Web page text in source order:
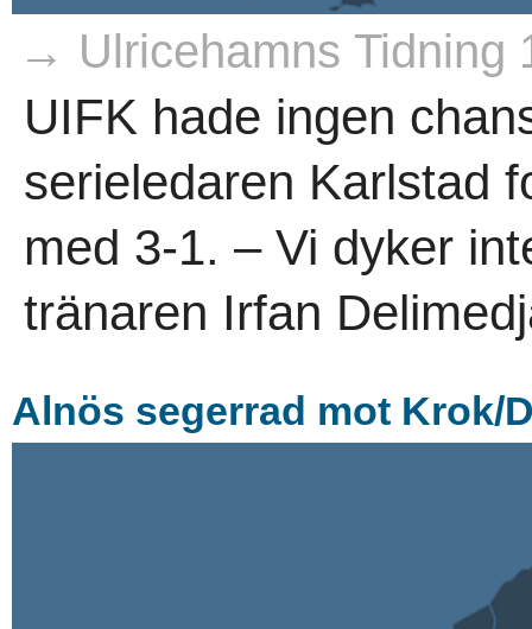
→ Ulricehamns Tidning
UIFK hade ingen
serieledaren Karlstad
med 3-1. – Vi dyker
tränaren Irfan
Alnös segerrad mot Krok/